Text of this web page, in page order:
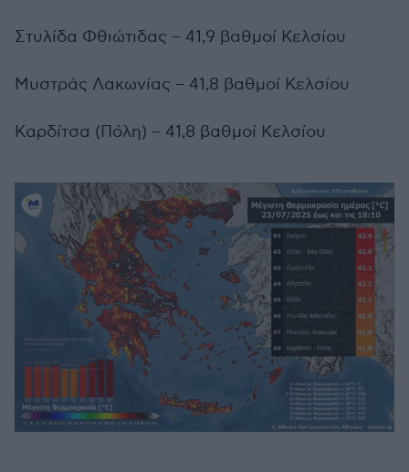
Στυλίδα Φθιώτιδας – 41,9 βαθμοί Κελσίου
Μυστράς Λακωνίας – 41,8 βαθμοί Κελσίου
Καρδίτσα (Πόλη) – 41,8 βαθμοί Κελσίου